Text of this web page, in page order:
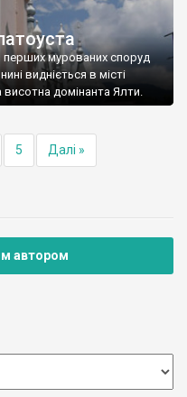
перших мурованих споруд
видніється в місті
домінанта Ялти.
5 Далі »
автором